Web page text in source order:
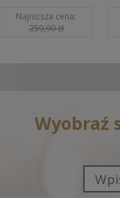
Najniższa cena:
259,90 zł
Wyobraź